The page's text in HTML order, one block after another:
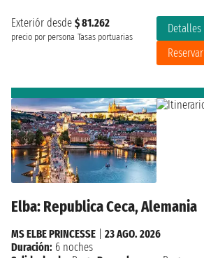
Exteriór desde $ 81.262
precio por persona Tasas portuarias
Detalles
Reservar
Elba: Republica Ceca, Alemania
MS ELBE PRINCESSE
23 AGO. 2026
Duración: 6 noches